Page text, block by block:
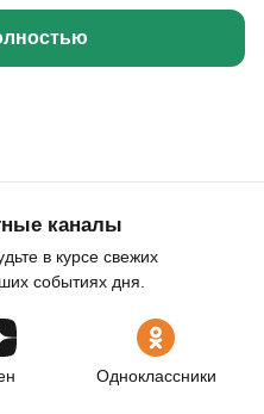
каналы
в курсе свежих
событиях дня.
Одноклассники